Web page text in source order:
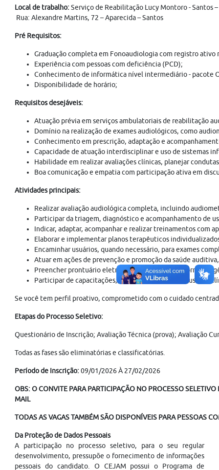
Local de trabalho:Serviço de Reabilitação Lucy Montoro - Santos –
Rua: Alexandre Martins, 72 – Aparecida – Santos
Pré Requisitos:
Graduação completa em Fonoaudiologia com registro
Experiência com pessoas com deficiência (PCD);
Conhecimento de informática nível intermediário - pacote
Disponibilidade de horário;
Requisitos desejáveis:
Atuação prévia em serviços ambulatoriais de reabilitação
Domínio na realização de exames audiológicos, como
Conhecimento em prescrição, adaptação e
Capacidade de atuação interdisciplinar e uso de sistemas
Habilidade em realizar avaliações clínicas, planejar
Boa comunicação e empatia com participação ativa em
Atividades principais:
Realizar avaliação audiológica completa, incluindo
Participar da triagem, diagnóstico e acompanhamento de
Indicar, adaptar, acompanhar e realizar treinamentos com
Elaborar e implementar planos terapêuticos
Encaminhar usuários, quando necessário, para exames
Atuar em ações de prevenção e promoção da saúde
Preencher prontuário eletrônico e relatórios conforme
Participar de capacitações, ensino, pesquisa e discussões
Se você tem perfil proativo, comprometido com o cuidado
Etapas do Processo Seletivo:
Questionário de Inscrição; Avaliação Técnica (prova); Avaliação
Todas as fases são eliminatórias e classificatórias.
Período de Inscrição:09/01/2026 À 27/02/2026
OBS: O CONVITE PARA PARTICIPAÇÃO NO PROCESSO SELETIVO
MAIL
TODAS AS VAGAS TAMBÉM SÃO DISPONÍVEIS PARA PESSOAS
Da Proteção de Dados Pessoais
A participação no processo seletivo, para o seu regular
desenvolvimento, pressupõe o fornecimento de informações
pessoais do candidato. O CEJAM possui o Programa de